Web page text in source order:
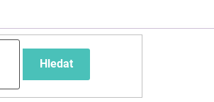
Hledat